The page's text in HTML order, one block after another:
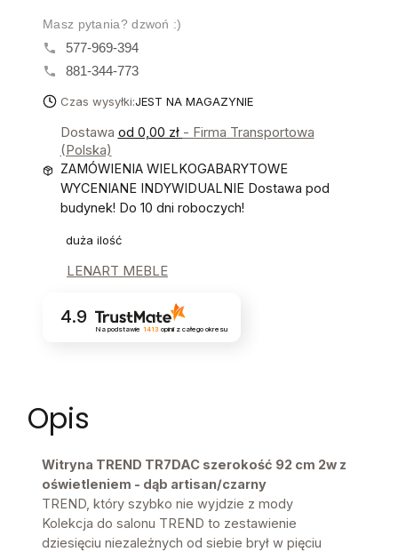
Masz pytania? dzwoń :)
577-969-394
881-344-773
Czas wysyłki:JEST NA MAGAZYNIE
Dostawa od 0,00 zł - Firma Transportowa
(Polska)
ZAMÓWIENIA WIELKOGABARYTOWE
WYCENIANE INDYWIDUALNIE Dostawa pod
budynek! Do 10 dni roboczych!
duża ilość
LENART MEBLE
4.9
Na podstawie 1413 opinii z całego okresu
Opis
Witryna TREND TR7DAC szerokość 92 cm 2w z
oświetleniem - dąb artisan/czarny
TREND, który szybko nie wyjdzie z mody
Kolekcja do salonu TREND to zestawienie
dziesięciu niezależnych od siebie brył w pięciu